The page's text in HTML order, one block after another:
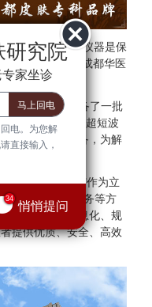
境是基础、设备仪器是保
好的服务于民，成都华医
家会诊中心。
皮肤研究院配备了一批
、红宝石激光、超短波
等检查诊断设备，为解
满意、患者放心"作为立
医疗、管理、服务等方
、标准化、信息化、规
提供优质、安全、高效
研究院
家坐诊
电。为您解
直接输入，
34
悄悄提问